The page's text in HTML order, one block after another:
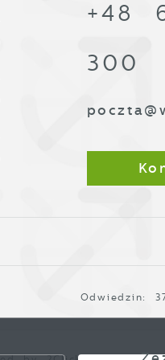
+48
300
Odwiedzin: